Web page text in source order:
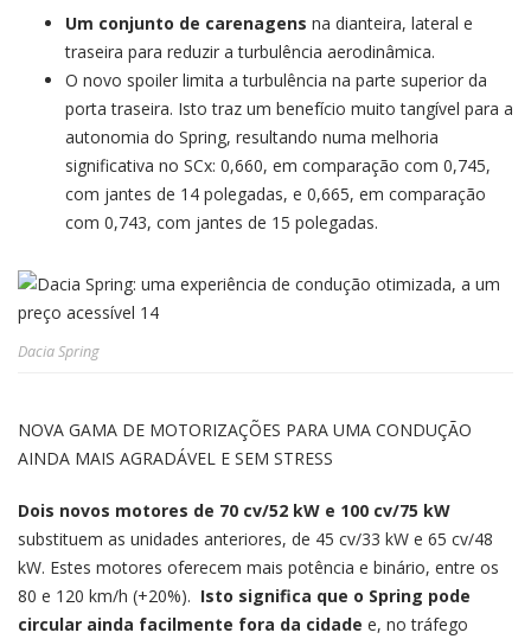
Um conjunto de carenagens na dianteira, lateral e
traseira para reduzir a turbulência aerodinâmica.
O novo spoiler limita a turbulência na parte superior da
porta traseira. Isto traz um benefício muito tangível para a
autonomia do Spring, resultando numa melhoria
significativa no SCx: 0,660, em comparação com 0,745,
com jantes de 14 polegadas, e 0,665, em comparação
com 0,743, com jantes de 15 polegadas.
Dacia Spring
NOVA GAMA DE MOTORIZAÇÕES PARA UMA CONDUÇÃO
AINDA MAIS AGRADÁVEL E SEM STRESS
Dois novos motores de 70 cv/52 kW e 100 cv/75 kW
substituem as unidades anteriores, de 45 cv/33 kW e 65 cv/48
kW. Estes motores oferecem mais potência e binário, entre os
80 e 120 km/h (+20%). Isto significa que o Spring pode
circular ainda facilmente fora da cidade e, no tráfego